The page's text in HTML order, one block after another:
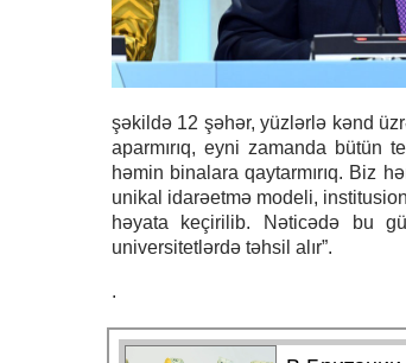
şəkildə 12 şəhər, yüzlərlə kənd
aparmırıq, eyni zamanda bütün
həmin binalara qaytarmırıq. Biz
unikal idarəetmə modeli,
həyata keçirilib. Nəticədə bu
universitetlərdə təhsil alır”.
.